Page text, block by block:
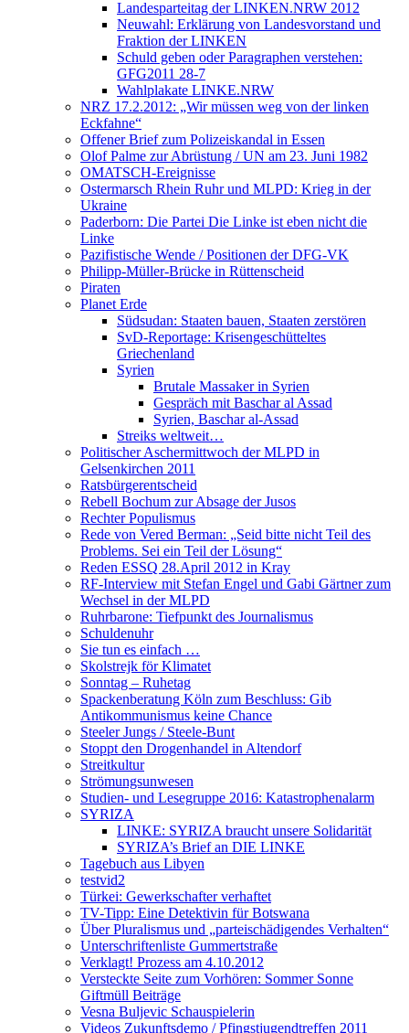
Landesparteitag der LINKEN.NRW 2012
Neuwahl: Erklärung von Landesvorstand und
Fraktion der LINKEN
Schuld geben oder Paragraphen verstehen:
GFG2011 28-7
Wahlplakate LINKE.NRW
NRZ 17.2.2012: „Wir müssen weg von der linken
Eckfahne“
Offener Brief zum Polizeiskandal in Essen
Olof Palme zur Abrüstung / UN am 23. Juni 1982
OMATSCH-Ereignisse
Ostermarsch Rhein Ruhr und MLPD: Krieg in der
Ukraine
Paderborn: Die Partei Die Linke ist eben nicht die
Linke
Pazifistische Wende / Positionen der DFG-VK
Philipp-Müller-Brücke in Rüttenscheid
Piraten
Planet Erde
Südsudan: Staaten bauen, Staaten zerstören
SvD-Reportage: Krisengeschütteltes
Griechenland
Syrien
Brutale Massaker in Syrien
Gespräch mit Baschar al Assad
Syrien, Baschar al-Assad
Streiks weltweit…
Politischer Aschermittwoch der MLPD in
Gelsenkirchen 2011
Ratsbürgerentscheid
Rebell Bochum zur Absage der Jusos
Rechter Populismus
Rede von Vered Berman: „Seid bitte nicht Teil des
Problems. Sei ein Teil der Lösung“
Reden ESSQ 28.April 2012 in Kray
RF-Interview mit Stefan Engel und Gabi Gärtner zum
Wechsel in der MLPD
Ruhrbarone: Tiefpunkt des Journalismus
Schuldenuhr
Sie tun es einfach …
Skolstrejk för Klimatet
Sonntag – Ruhetag
Spackenberatung Köln zum Beschluss: Gib
Antikommunismus keine Chance
Steeler Jungs / Steele-Bunt
Stoppt den Drogenhandel in Altendorf
Streitkultur
Strömungsunwesen
Studien- und Lesegruppe 2016: Katastrophenalarm
SYRIZA
LINKE: SYRIZA braucht unsere Solidarität
SYRIZA’s Brief an DIE LINKE
Tagebuch aus Libyen
testvid2
Türkei: Gewerkschafter verhaftet
TV-Tipp: Eine Detektivin für Botswana
Über Pluralismus und „parteischädigendes Verhalten“
Unterschriftenliste Gummertstraße
Verklagt! Prozess am 4.10.2012
Versteckte Seite zum Vorhören: Sommer Sonne
Giftmüll Beiträge
Vesna Buljevic Schauspielerin
Videos Zukunftsdemo / Pfingstjugendtreffen 2011